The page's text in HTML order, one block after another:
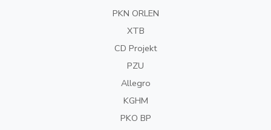
PKN ORLEN
XTB
CD Projekt
PZU
Allegro
KGHM
PKO BP